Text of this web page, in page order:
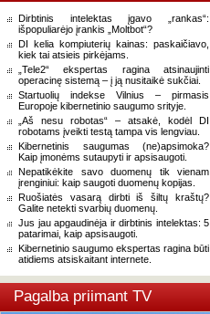
Dirbtinis intelektas įgavo „rankas“:
išpopuliarėjo įrankis „Moltbot“?
DI kelia kompiuterių kainas: paskaičiavo,
kiek tai atsieis pirkėjams.
„Tele2“ ekspertas ragina atsinaujinti
operacinę sistemą – į ją nusitaikė sukčiai.
Startuolių indekse Vilnius – pirmasis
Europoje kibernetinio saugumo srityje.
„Aš nesu robotas“ – atsakė, kodėl DI
robotams įveikti testą tampa vis lengviau.
Kibernetinis saugumas (ne)apsimoka?
Kaip įmonėms sutaupyti ir apsisaugoti.
Nepatikėkite savo duomenų tik vienam
įrenginiui: kaip saugoti duomenų kopijas.
Ruošiatės vasarą dirbti iš šiltų kraštų?
Galite netekti svarbių duomenų.
Jus jau apgaudinėja ir dirbtinis intelektas: 5
patarimai, kaip apsisaugoti.
Kibernetinio saugumo ekspertas ragina būti
atidiems atsiskaitant internete.
Pagalba priimant TV